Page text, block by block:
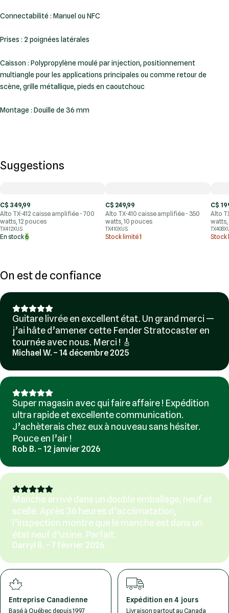
Connectabilité : Manuel ou NFC
Prises : 2 poignées latérales
Caisson : Polypropylène moulé par injection, positionnement
multiangle pour les applications principales ou comme retour de
scène, grille métallique, pieds en caoutchouc
Montage : Douille de 36 mm
Suggestions
C$ 349,99
Alto TX-412 caisse amplifiée - 700
watts, 12 pouces
TX412XUS
En stock6
C$ 249,99
Alto TX-410 caisse amplifiée - 350
watts, 10 pouces
TX410XUS
Stock limité1
C$
Alto
watts,
Stock
On est de confiance
Guitare livrée en excellent état. Un grand merci —
j’ai hâte d’amener cette Fender Stratocaster en
tournée avec nous. Merci ! 🎸
Michael W. – 14 décembre 2025
Super magasin avec qui faire affaire ! Expédition
ultra rapide et excellente communication.
J’achèterais chez eux à nouveau sans hésiter.
Pouce en l’air !
Rob B. – 12 janvier 2026
Manche arrivé dans un double emballage, neuf et
scellé. Après 36 heures d’acclimatation,
l’inspection montre que le manche est dans un
état neuf d’usine. Parfait.
Darryl R. – 7 février 2026
Entreprise Canadienne
Basé à Québec depuis 1997
Expédition en 4 jours
Livraison partout au Canada